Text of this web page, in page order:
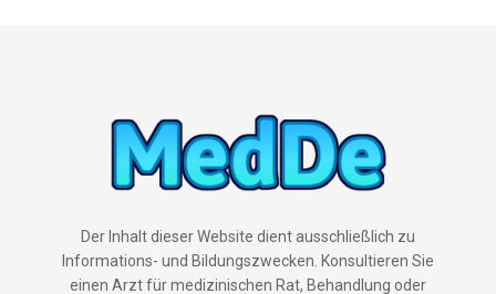
Der Inhalt dieser Website dient ausschließlich zu
Informations- und Bildungszwecken. Konsultieren Sie
einen Arzt für medizinischen Rat, Behandlung oder